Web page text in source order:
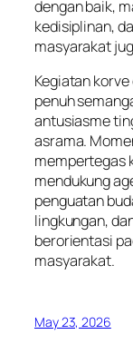
dengan baik,
kedisiplinan,
masyarakat
Kegiatan
penuh
antusiasme
asrama.
mempertegas
mendukung
penguatan
lingkungan,
berorientasi
masyarakat.
May 23, 2026